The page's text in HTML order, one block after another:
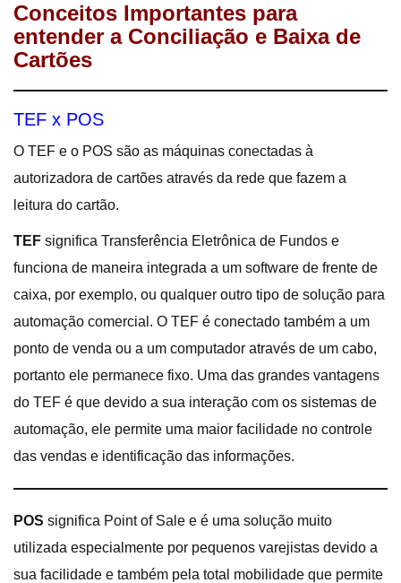
Conceitos Importantes para
entender a Conciliação e Baixa de
Cartões
TEF x POS
O TEF e o POS são as máquinas conectadas à
autorizadora de cartões através da rede que fazem a
leitura do cartão.
TEF significa Transferência Eletrônica de Fundos e
funciona de maneira integrada a um software de frente de
caixa, por exemplo, ou qualquer outro tipo de solução para
automação comercial. O TEF é conectado também a um
ponto de venda ou a um computador através de um cabo,
portanto ele permanece fixo. Uma das grandes vantagens
do TEF é que devido a sua interação com os sistemas de
automação, ele permite uma maior facilidade no controle
das vendas e identificação das informações.
POS significa Point of Sale e é uma solução muito
utilizada especialmente por pequenos varejistas devido a
sua facilidade e também pela total mobilidade que permite